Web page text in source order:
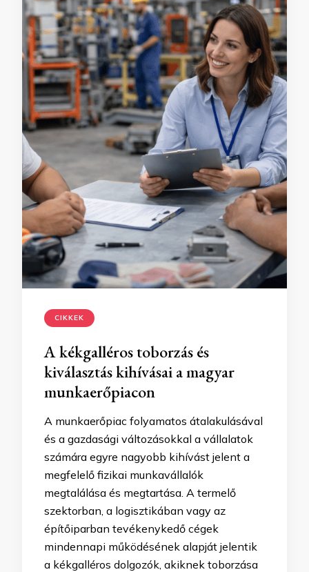
CIKKEK
A kékgalléros toborzás és
kiválasztás kihívásai a magyar
munkaerőpiacon
A munkaerőpiac folyamatos átalakulásával
és a gazdasági változásokkal a vállalatok
számára egyre nagyobb kihívást jelent a
megfelelő fizikai munkavállalók
megtalálása és megtartása. A termelő
szektorban, a logisztikában vagy az
építőiparban tevékenykedő cégek
mindennapi működésének alapját jelentik
a kékgalléros dolgozók, akiknek toborzása